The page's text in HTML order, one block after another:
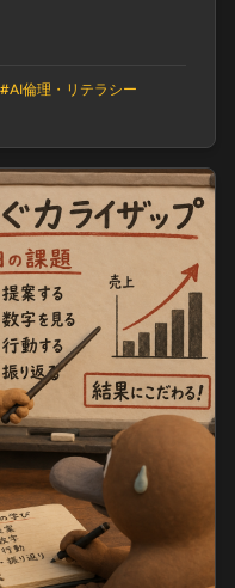
#AI倫理・リテラシー